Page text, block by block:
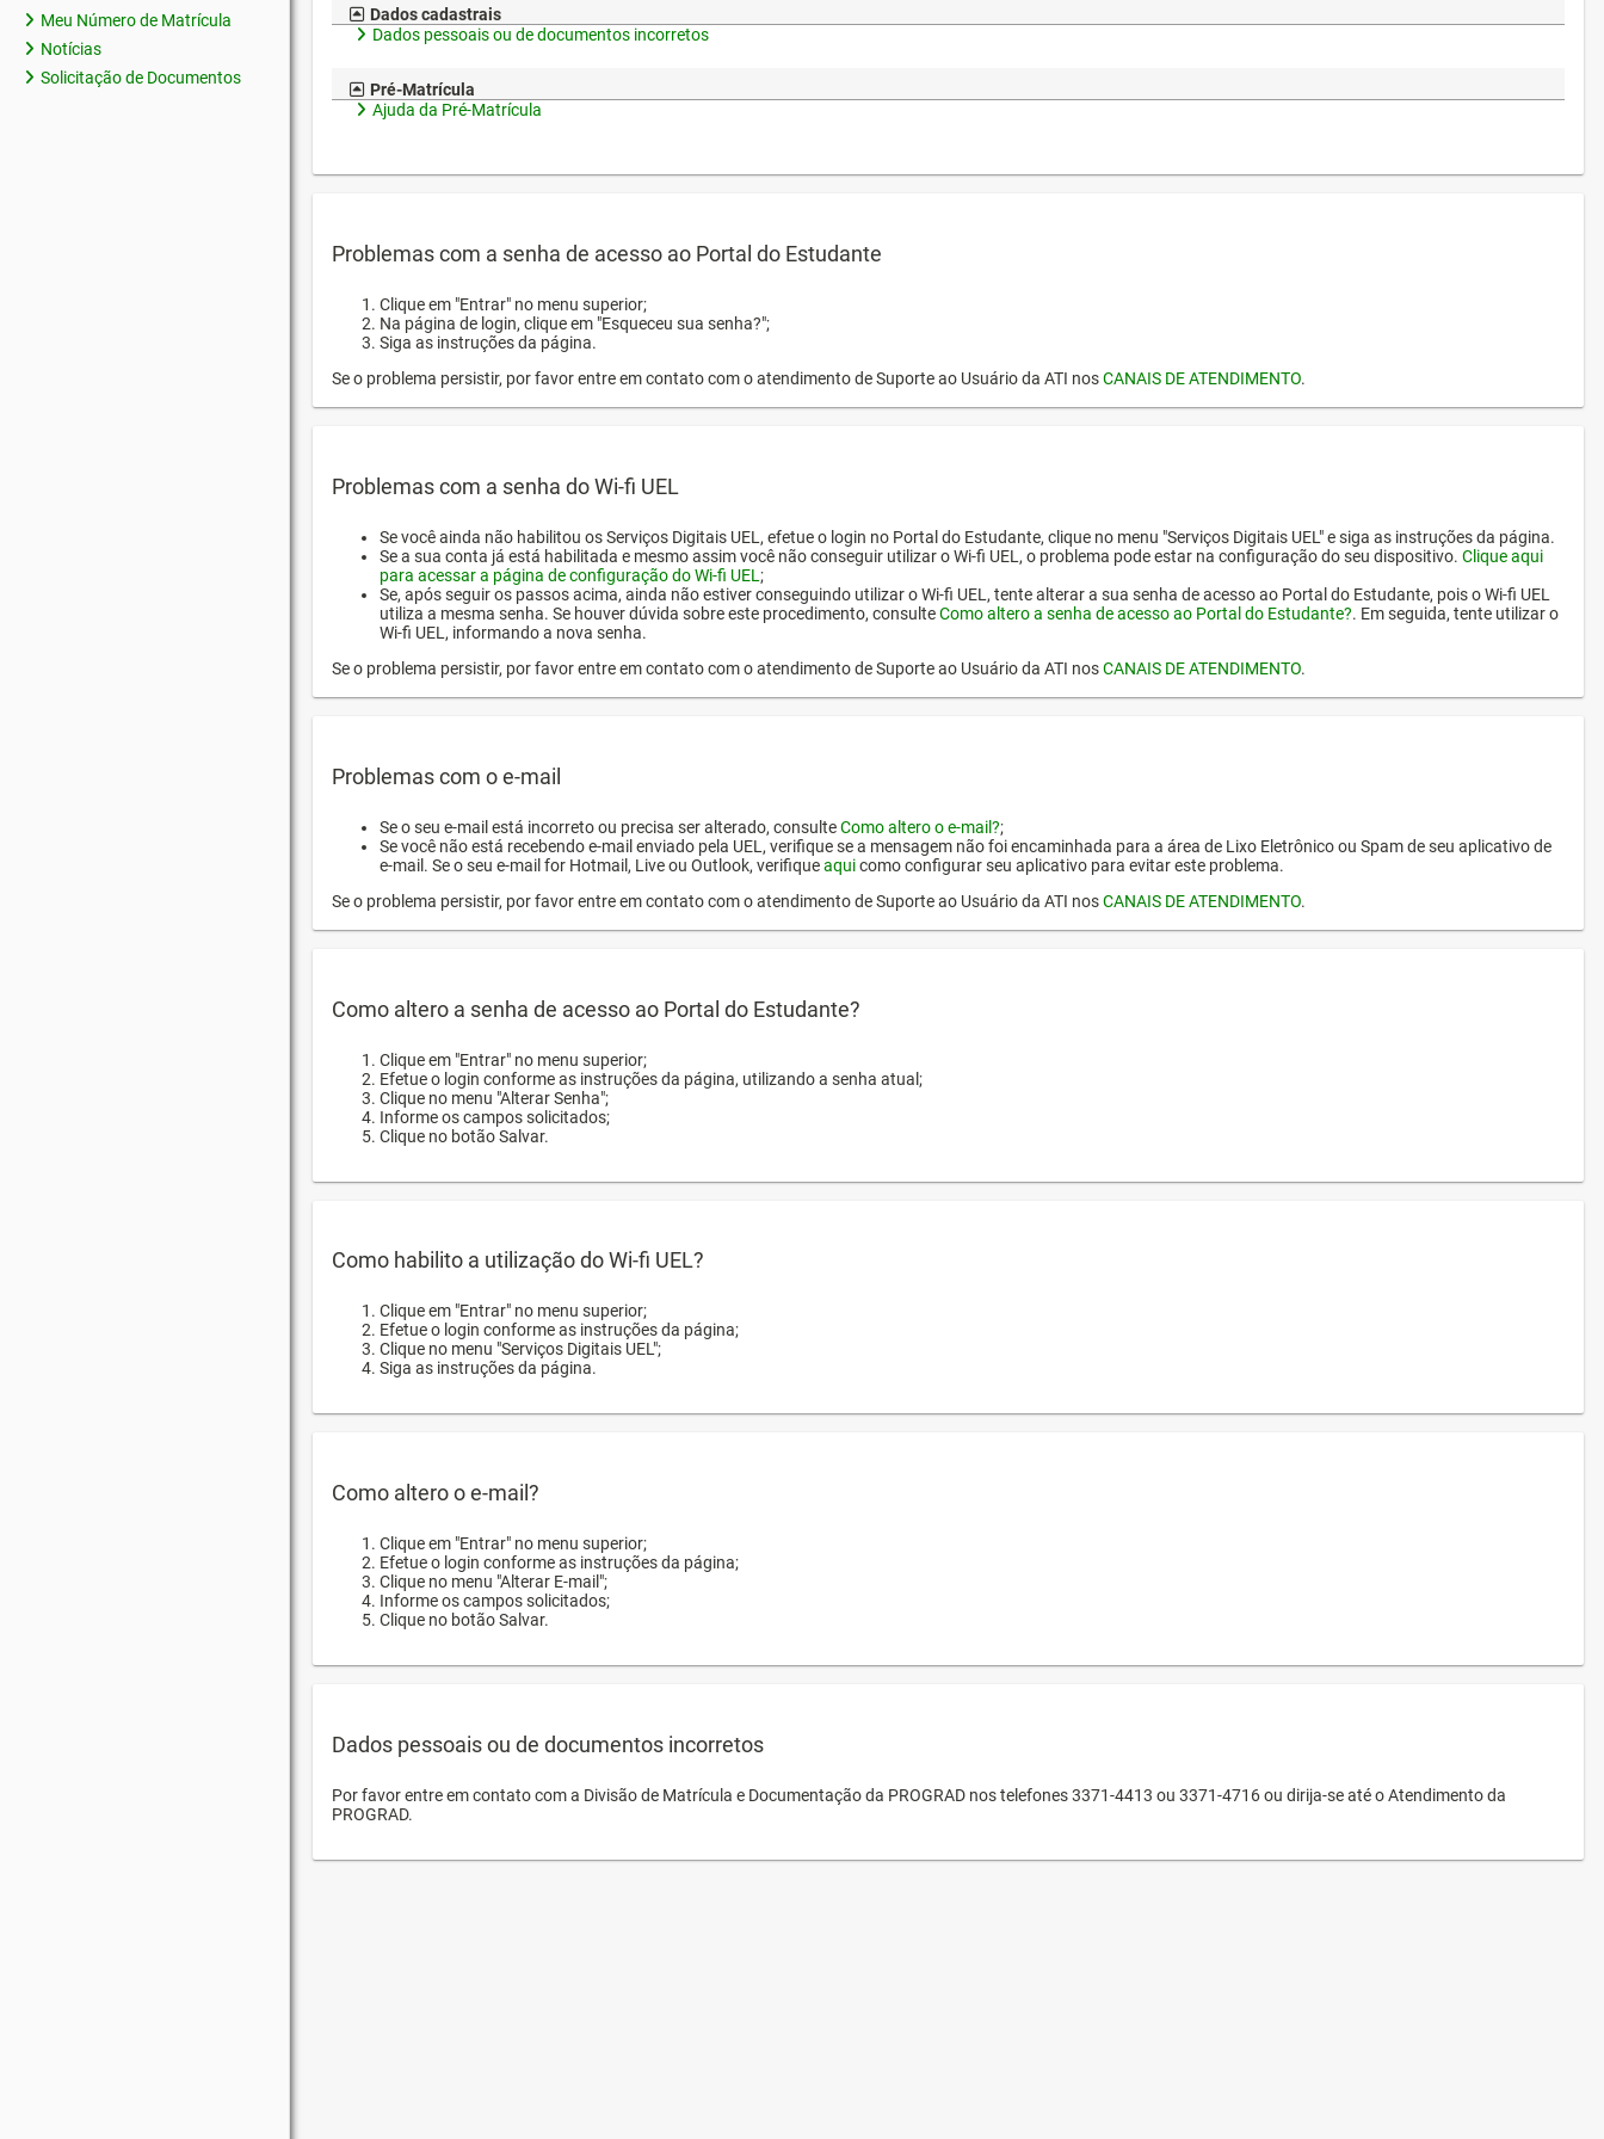
Meu Número de Matrícula
Notícias
Solicitação de Documentos
Dados cadastrais
Dados pessoais ou de documentos incorretos
Pré-Matrícula
Ajuda da Pré-Matrícula
Problemas com a senha de acesso ao Portal do Estudante
Clique em "Entrar" no menu superior;
Na página de login, clique em "Esqueceu sua senha?";
Siga as instruções da página.
Se o problema persistir, por favor entre em contato com o atendimento de Suporte ao Usuário da ATI nosCANAIS DE ATENDIMENTO.
Problemas com a senha do Wi-fi UEL
Se você ainda não habilitou os Serviços Digitais UEL, efetue o login no Portal do Estudante, clique no menu "Serviços Digitais UEL" e siga as instruções da página.
Se a sua conta já está habilitada e mesmo assim você não conseguir utilizar o Wi-fi UEL, o problema pode estar na configuração do seu dispositivo. Clique aqui
para acessar a página de configuração do Wi-fi UEL ;
Se, após seguir os passos acima, ainda não estiver conseguindo utilizar o Wi-fi UEL, tente alterar a sua senha de acesso ao Portal do Estudante, pois o Wi-fi UEL
utiliza a mesma senha. Se houver dúvida sobre este procedimento, consulteComo altero a senha de acesso ao Portal do Estudante?. Em seguida, tente utilizar o
Wi-fi UEL, informando a nova senha.
Se o problema persistir, por favor entre em contato com o atendimento de Suporte ao Usuário da ATI nosCANAIS DE ATENDIMENTO.
Problemas com o e-mail
Se o seu e-mail está incorreto ou precisa ser alterado, consulteComo altero o e-mail?;
Se você não está recebendo e-mail enviado pela UEL, verifique se a mensagem não foi encaminhada para a área de Lixo Eletrônico ou Spam de seu aplicativo de
e-mail. Se o seu e-mail for Hotmail, Live ou Outlook, verifiqueaquicomo configurar seu aplicativo para evitar este problema.
Se o problema persistir, por favor entre em contato com o atendimento de Suporte ao Usuário da ATI nosCANAIS DE ATENDIMENTO.
Como altero a senha de acesso ao Portal do Estudante?
Clique em "Entrar" no menu superior;
Efetue o login conforme as instruções da página, utilizando a senha atual;
Clique no menu "Alterar Senha";
Informe os campos solicitados;
Clique no botão Salvar.
Como habilito a utilização do Wi-fi UEL?
Clique em "Entrar" no menu superior;
Efetue o login conforme as instruções da página;
Clique no menu "Serviços Digitais UEL";
Siga as instruções da página.
Como altero o e-mail?
Clique em "Entrar" no menu superior;
Efetue o login conforme as instruções da página;
Clique no menu "Alterar E-mail";
Informe os campos solicitados;
Clique no botão Salvar.
Dados pessoais ou de documentos incorretos
Por favor entre em contato com a Divisão de Matrícula e Documentação da PROGRAD nos telefones 3371-4413 ou 3371-4716 ou dirija-se até o Atendimento da
PROGRAD.